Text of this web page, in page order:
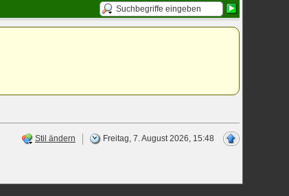
Stil ändern Freitag, 7. August 2026, 15:48